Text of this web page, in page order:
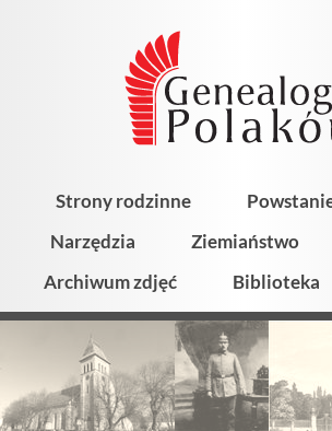
Strony rodzinne
Narzędzia
Ziemiaństwo
Archiwum zdjęć
Biblioteka